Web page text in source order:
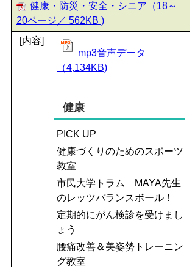
健康・防災・安全・シニア（18～
20ページ／ 562KB )
[内容]
mp3音声データ
（4,134KB)
健康
PICK UP
健康づくりのためのスポーツ
教室
市民大学トラム MAYA先生
のレッツバランスボール！
定期的にがん検診を受けまし
ょう
腰痛改善＆美姿勢トレーニン
グ教室